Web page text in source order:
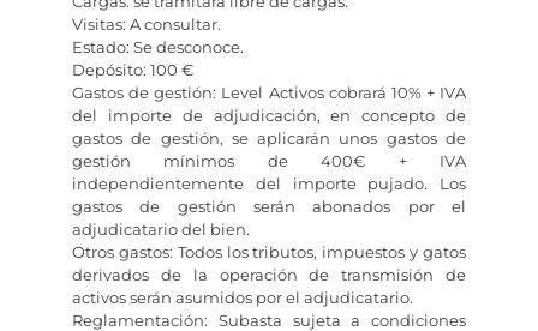
Visitas: A consultar.
Estado: Se desconoce.
Depósito: 100 €
Gastos de gestión: Level Activos cobrará 10% + IVA
del importe de adjudicación, en concepto de
gastos de gestión, se aplicarán unos gastos de
gestión mínimos de 400€ + IVA
independientemente del importe pujado. Los
gastos de gestión serán abonados por el
adjudicatario del bien.
Otros gastos: Todos los tributos, impuestos y gatos
derivados de la operación de transmisión de
activos serán asumidos por el adjudicatario.
Reglamentación: Subasta sujeta a condiciones